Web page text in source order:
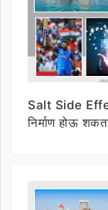
Salt Side
निर्माण होऊ